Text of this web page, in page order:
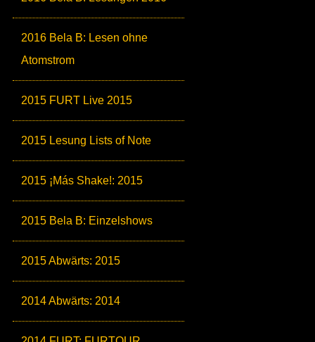
2016 Bela B: Lesen ohne
Atomstrom
2015 FURT Live 2015
2015 Lesung Lists of Note
2015 ¡Más Shake!: 2015
2015 Bela B: Einzelshows
2015 Abwärts: 2015
2014 Abwärts: 2014